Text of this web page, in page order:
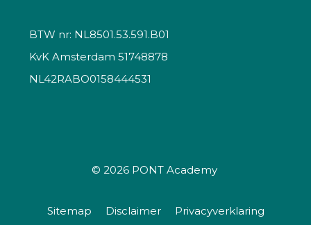
BTW nr: NL8501.53.591.B01
KvK Amsterdam 51748878
NL42RABO0158444531
© 2026 PONT Academy
Sitemap Disclaimer Privacyverklaring